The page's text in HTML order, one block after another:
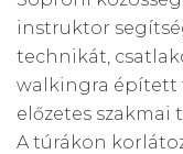
instruktor
technikát,
walkingra épített
előzetes szakmai
A túrákon